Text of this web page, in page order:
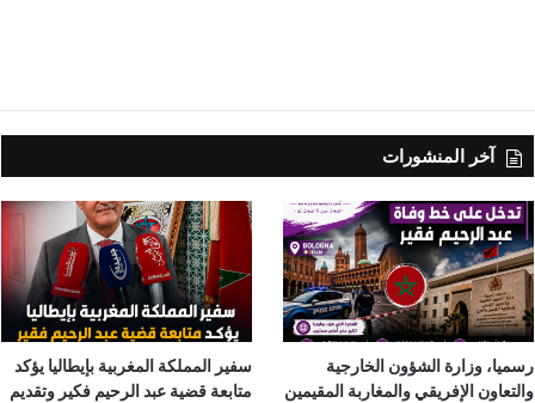
آخر المنشورات
رسميا، وزارة الشؤون الخارجية
والتعاون الإفريقي والمغاربة المقيمين
سفير المملكة المغربية بإيطاليا يؤكد
متابعة قضية عبد الرحيم فكير وتقديم